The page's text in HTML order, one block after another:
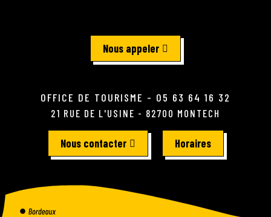
Nous appeler
OFFICE DE TOURISME - 05 63 64 16 32
21 RUE DE L'USINE - 82700 MONTECH
Nous contacter Horaires